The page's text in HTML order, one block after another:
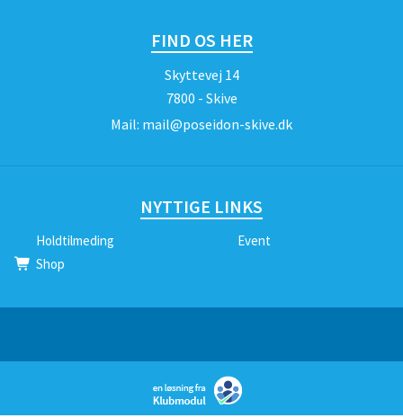
FIND OS HER
Skyttevej 14
7800 - Skive
Mail: mail@poseidon-skive.dk
NYTTIGE LINKS
Holdtilmeding
Event
Shop